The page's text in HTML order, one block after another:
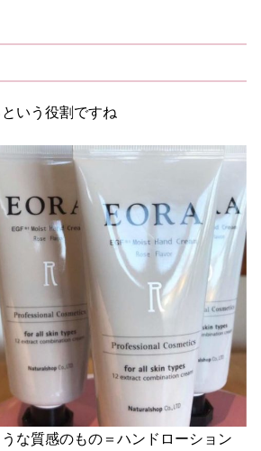
いう役割ですね
な質感のもの＝ハンドローション